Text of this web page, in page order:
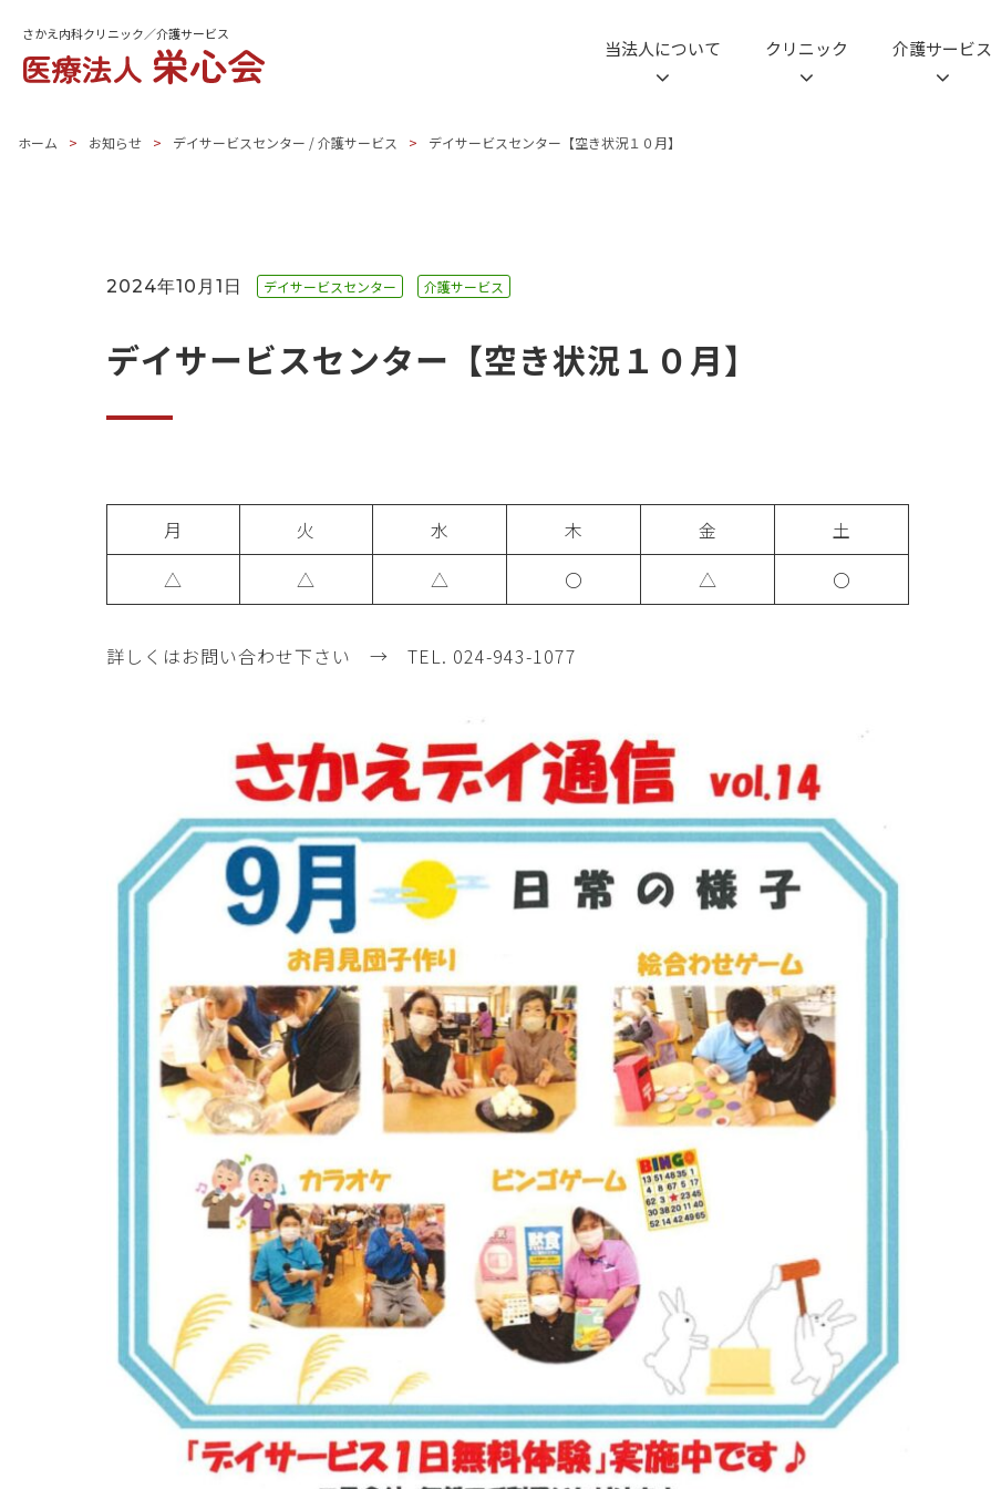
さかえ内科クリニック／介護サービス
当法人について クリニック 介護サービス
ホーム お知らせ デイサービスセンター /介護サービス デイサービスセンター【空き状況１０月】
2024年10月1日 デイサービスセンター 介護サービス
デイサービスセンター【空き状況１０月】
月 火 水 木 金
土
△
△ △ 〇 △ 〇
詳しくはお問い合わせ下さい → TEL. 024-943-1077